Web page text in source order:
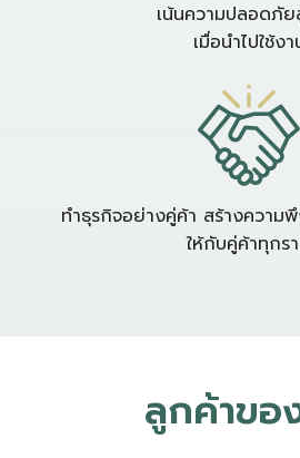
เน้นความปลอดภั
เมื่อนำไปใช้งา
ทำธุรกิจอย่างคู่ค้า สร้างความ
ให้กับคู่ค้าทุกร
ลูกค้าขอ